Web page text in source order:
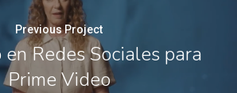
Previous Project
Redes Sociales para
Prime Video